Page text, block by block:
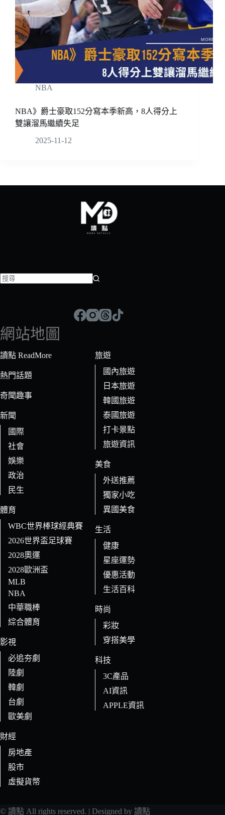
NBA
NBA》爵士豪取152分寫本季新高，8人得分上
雙讓溜馬繼續失足
2025-11-12
符
合
條
的
果
網站地圖
讀點 ReadMore
熱門話題
奇聞趣事
新聞
國際
社會
娛樂
政治
民生
體育
WBC世界棒球經典賽
2026世界盃足球賽
2028奧運
2028歐洲盃
MLB
NBA
中華職棒
綜合體育
影視
必追夯劇
陸劇
韓劇
台劇
歐美劇
財經
房地產
股市
虛擬貨幣
旅遊
國內旅遊
日本旅遊
韓國旅遊
泰國旅遊
打卡景點
旅遊資訊
美食
外送推薦
獨家小吃
異國美食
生活
健康
星座運勢
優惠活動
生活百科
時尚
彩妝
穿搭美學
科技
3C產品
AI資訊
APPLE資訊
© 讀點 All rights reserved. | Designed by 讀點